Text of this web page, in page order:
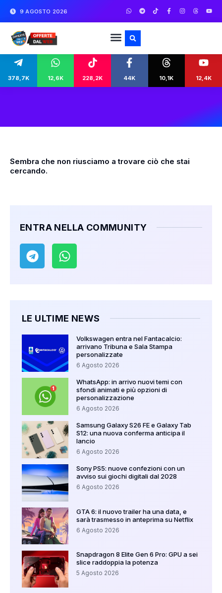
9 AGOSTO 2026
378,7K 12,6K 228,2K 44K 10,1K 12,4K
Sembra che non riusciamo a trovare ciò che stai
cercando.
ENTRA NELLA COMMUNITY
LE ULTIME NEWS
Volkswagen entra nel Fantacalcio:
arrivano Tribuna e Sala Stampa
personalizzate
6 Agosto 2026
WhatsApp: in arrivo nuovi temi con
sfondi animati e più opzioni di
personalizzazione
6 Agosto 2026
Samsung Galaxy S26 FE e Galaxy Tab
S12: una nuova conferma anticipa il
lancio
6 Agosto 2026
Sony PS5: nuove confezioni con un
avviso sui giochi digitali dal 2028
6 Agosto 2026
GTA 6: il nuovo trailer ha una data, e
sarà trasmesso in anteprima su Netflix
6 Agosto 2026
Snapdragon 8 Elite Gen 6 Pro: GPU a sei
slice raddoppia la potenza
5 Agosto 2026